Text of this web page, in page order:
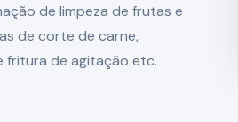
de limpeza de frutas e
de corte de carne,
fritura de agitação etc.